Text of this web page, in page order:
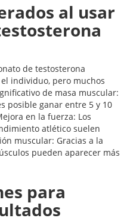
al usar
de testosterona
individuo, pero muchos
de masa muscular:
posible ganar entre 5 y 10
en la fuerza: Los
atlético suelen
muscular: Gracias a la
pueden aparecer más
para